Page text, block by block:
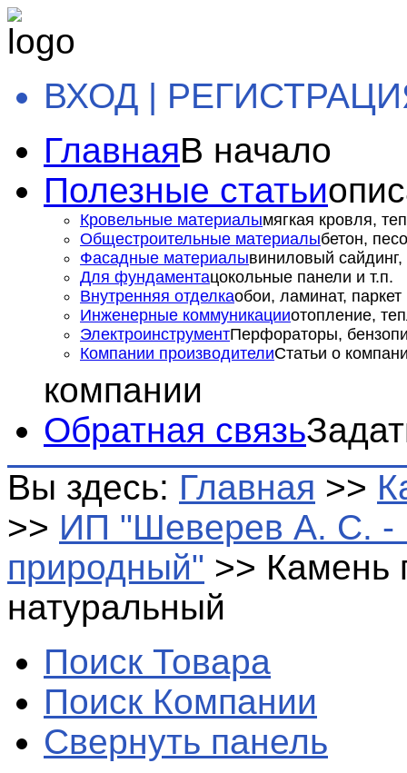
ВХОД |
ГлавнаяВ начало
Полезные статьи
Кровельные материалымягкая кровля,
Общестроительные материалыбетон,
Фасадные материалывиниловый сайдинг,
Для фундаментацокольные панели и т.п.
Внутренняя отделкаобои, ламинат, паркет
Инженерные коммуникацииотопление,
ЭлектроинструментПерфораторы,
Компании производителиСтатьи о
компании
Обратная связь
Вы здесь: Главная >>
>> ИП "Шеверев А. С. -
природный" >> Камень
натуральный
Поиск Товара
Поиск Компании
Свернуть панель